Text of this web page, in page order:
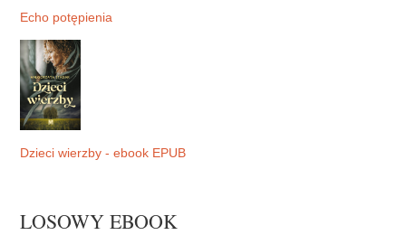
Echo potępienia
Dzieci wierzby - ebook EPUB
LOSOWY EBOOK